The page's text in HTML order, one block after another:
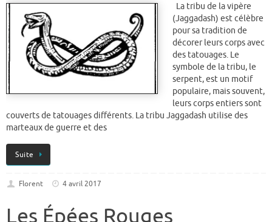
La tribu de la vipère
(Jaggadash) est célèbre
pour sa tradition de
décorer leurs corps avec
des tatouages. Le
symbole de la tribu, le
serpent, est un motif
populaire, mais souvent,
leurs corps entiers sont
couverts de tatouages différents. La tribu Jaggadash utilise des
marteaux de guerre et des
Suite
Florent 4 avril 2017
Les Épées Rouges